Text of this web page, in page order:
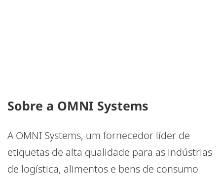
Sobre a OMNI Systems
A OMNI Systems, um fornecedor líder de
etiquetas de alta qualidade para as indústrias
de logística, alimentos e bens de consumo